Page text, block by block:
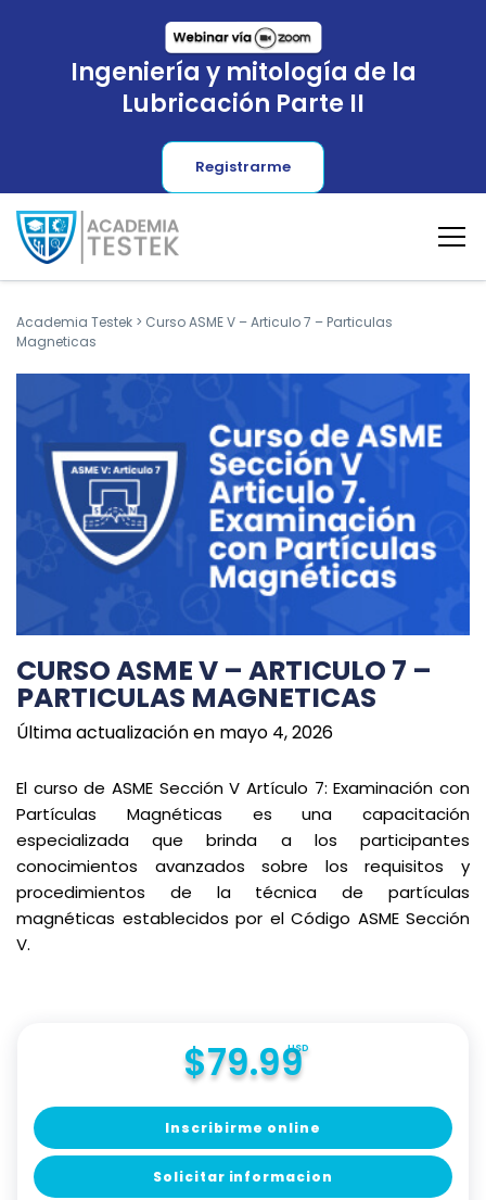
Ingeniería y mitología de la
Lubricación Parte II
Registrarme
Academia Testek > Curso ASME V – Articulo 7 – Particulas
Magneticas
CURSO ASME V – ARTICULO 7 –
PARTICULAS MAGNETICAS
Última actualización en mayo 4, 2026
El curso de ASME Sección V Artículo 7: Examinación con
Partículas Magnéticas es una capacitación
especializada que brinda a los participantes
conocimientos avanzados sobre los requisitos y
procedimientos de la técnica de partículas
magnéticas establecidos por el Código ASME Sección
V.
$79.99
USD
Inscribirme online
Solicitar informacion